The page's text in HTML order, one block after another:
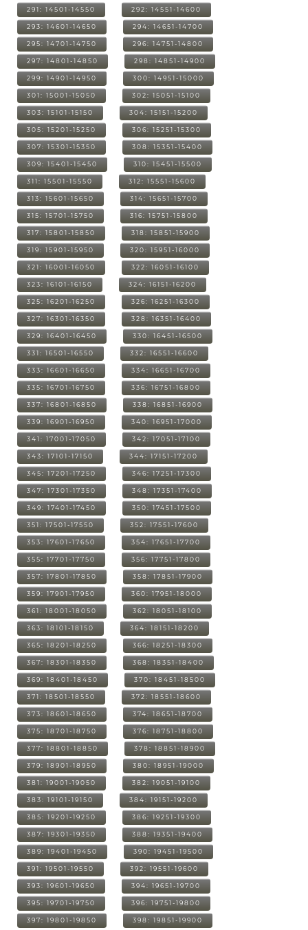
291: 14501-14550 292: 14551-14600
293: 14601-14650 294: 14651-14700
295: 14701-14750 296: 14751-14800
297: 14801-14850 298: 14851-14900
299: 14901-14950 300: 14951-15000
301: 15001-15050 302: 15051-15100
303: 15101-15150 304: 15151-15200
305: 15201-15250 306: 15251-15300
307: 15301-15350 308: 15351-15400
309: 15401-15450 310: 15451-15500
311: 15501-15550 312: 15551-15600
313: 15601-15650 314: 15651-15700
315: 15701-15750 316: 15751-15800
317: 15801-15850 318: 15851-15900
319: 15901-15950 320: 15951-16000
321: 16001-16050 322: 16051-16100
323: 16101-16150 324: 16151-16200
325: 16201-16250 326: 16251-16300
327: 16301-16350 328: 16351-16400
329: 16401-16450 330: 16451-16500
331: 16501-16550 332: 16551-16600
333: 16601-16650 334: 16651-16700
335: 16701-16750 336: 16751-16800
337: 16801-16850 338: 16851-16900
339: 16901-16950 340: 16951-17000
341: 17001-17050 342: 17051-17100
343: 17101-17150 344: 17151-17200
345: 17201-17250 346: 17251-17300
347: 17301-17350 348: 17351-17400
349: 17401-17450 350: 17451-17500
351: 17501-17550 352: 17551-17600
353: 17601-17650 354: 17651-17700
355: 17701-17750 356: 17751-17800
357: 17801-17850 358: 17851-17900
359: 17901-17950 360: 17951-18000
361: 18001-18050 362: 18051-18100
363: 18101-18150 364: 18151-18200
365: 18201-18250 366: 18251-18300
367: 18301-18350 368: 18351-18400
369: 18401-18450 370: 18451-18500
371: 18501-18550 372: 18551-18600
373: 18601-18650 374: 18651-18700
375: 18701-18750 376: 18751-18800
377: 18801-18850 378: 18851-18900
379: 18901-18950 380: 18951-19000
381: 19001-19050 382: 19051-19100
383: 19101-19150 384: 19151-19200
385: 19201-19250 386: 19251-19300
387: 19301-19350 388: 19351-19400
389: 19401-19450 390: 19451-19500
391: 19501-19550 392: 19551-19600
393: 19601-19650 394: 19651-19700
395: 19701-19750 396: 19751-19800
397: 19801-19850 398: 19851-19900